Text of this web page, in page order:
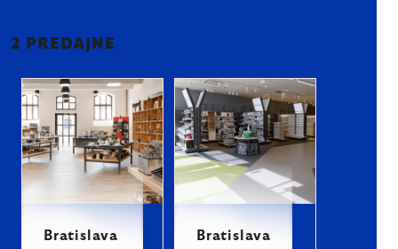
2 PREDAJNE
Bratislava Bratislava